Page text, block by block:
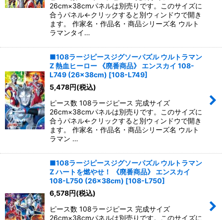
26cm×38cmパネルは別売りです。このサイズに
合うパネル←クリックすると別ウィンドウで開き
ます。 作家名・作品名・商品シリーズ名 ウルト
ラマンタイ…
■108ラージピースジグソーパズル ウルトラマン
Z 熱血ヒーロー 《廃番商品》 エンスカイ 108-
L749 (26×38cm) [108-L749]
5,478円(税込)
ピース数 108ラージピース 完成サイズ
26cm×38cmパネルは別売りです。このサイズに
合うパネル←クリックすると別ウィンドウで開き
ます。 作家名・作品名・商品シリーズ名 ウルト
ラマン …
■108ラージピースジグソーパズル ウルトラマン
Z ハートを燃やせ！ 《廃番商品》 エンスカイ
108-L750 (26×38cm) [108-L750]
6,578円(税込)
ピース数 108ラージピース 完成サイズ
26cm×38cmパネルは別売りです。このサイズに